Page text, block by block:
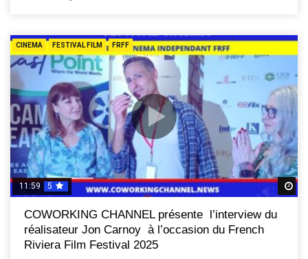
CINEMA FESTIVAL FILM FRFF
11:59 5
COWORKING CHANNEL présente l’interview du
réalisateur Jon Carnoy à l’occasion du French
Riviera Film Festival 2025